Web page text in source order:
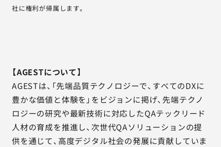
社に権利が帰属します。
【AGESTについて】
AGESTは、「先端品質テクノロジーで、すべてのDXに
豊かな価値と体験を」をビジョンに掲げ、先端テクノ
ロジーの研究や最新技術に対応したQAテックリード
人材の育成を推進し、次世代QAソリューションの提
供を通じて、高度デジタル社会の発展に貢献していま